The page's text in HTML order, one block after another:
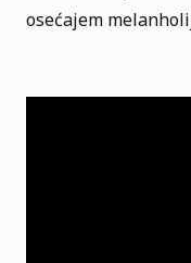
osećajem